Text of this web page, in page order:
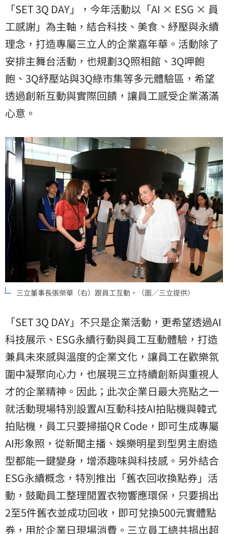
「SET 3Q DAY」，今年活動以「AI × ESG × 員
工感謝」為主軸，結合科技、美食、紓壓與永續
理念，打造專屬三立人的企業嘉年華。活動除了
安排主舞台活動，也規劃3Q照相館、3Q呷飽
飽、3Q紓壓站與3Q綠市集等多元體驗區，希望
透過創新互動與實際回饋，讓員工感受企業滿滿
心意。
三立董事長張榮華（右）跟員工互動。（圖／三立提供）
「SET 3Q DAY」不只是企業活動，更希望透過AI
科技展示、ESG永續行動與員工互動體驗，打造
兼具未來感與溫度的企業文化，讓員工在歡樂氛
圍中凝聚向心力，也展現三立持續創新與重視人
才的企業精神。因此；此次企業日最大亮點之一
就活動現場特別設置AI互動科技AI拍貼機與韓式
拍貼機，員工只要掃描QR Code，即可生成專屬
AI形象照，從新聞主播、娛樂明星到型男主廚造
型都能一鍵變身，增添趣味與科技感。另外結合
ESG永續概念，特別推出「舊衣回收換點券」活
動，鼓勵員工整理閒置衣物響應環保，只要捐出
2至5件舊衣並成功回收，即可兌換500元實體點
券，用於企業日現場消費。三立員工總共捐出超